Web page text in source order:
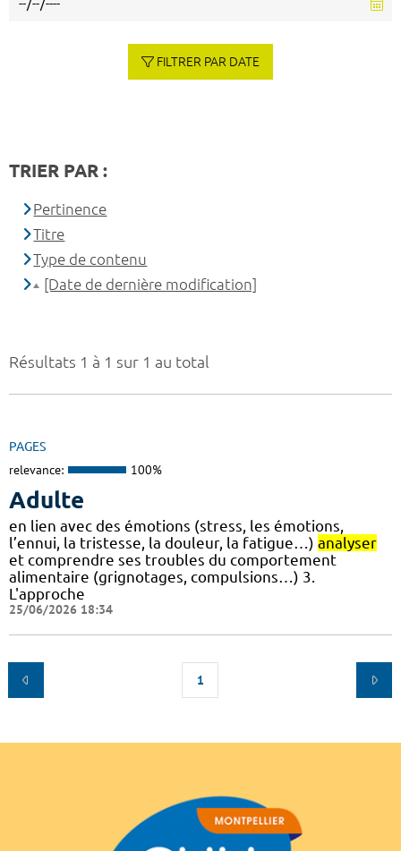
Résultats 1 à 1 sur 1 au total
PAGES
relevance: 100%
Adulte
en lien avec des émotions (stress, les émotions,
l’ennui, la tristesse, la douleur, la fatigue…) analyser
et comprendre ses troubles du comportement
alimentaire (grignotages, compulsions…) 3.
L'approche
25/06/2026 18:34
1
FILTRER PAR DATE
TRIER PAR :
Pertinence
Titre
Type de contenu
[Date de dernière modification]